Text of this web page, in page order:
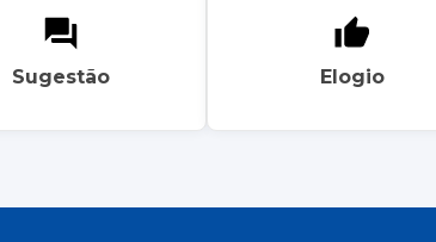
Sugestão Elogio